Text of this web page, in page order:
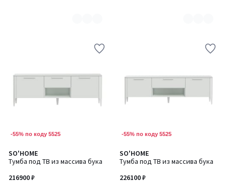
-55% по коду 5525
SO'HOME
Тумба под ТВ из массива бука
216900 ₽
Количество
цветов:
6
-55% по коду 5525
SO'HOME
Тумба под ТВ из массива бука
226100 ₽
Количество
цветов:
6